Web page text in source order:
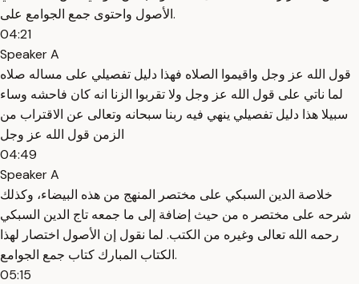
الأصول واحتوى جمع الجوامع على.
04:21
Speaker A
قول الله عز وجل واقيموا الصلاه فهذا دليل تفصيلي على مساله صلاه
لما ناتي على قول الله عز وجل ولا تقربوا الزنا انه كان فاحشه وساء
سبيلا هذا دليل تفصيلي ينهي فيه ربنا سبحانه وتعالى عن الاقتراب من
الزمن قول الله عز وجل
04:49
Speaker A
خلاصة الدين السبكي على مختصر المنهج من هذه البيضاء، وكذلك
شرحه على مختصر ه من حيث إضافة إلى ما جمعه تاج الدين السبكي
رحمه الله تعالى وغيره من الكتب. لما نقول إن الأصول اختصار لهذا
الكتاب المبارك كتاب جمع الجوامع.
05:15